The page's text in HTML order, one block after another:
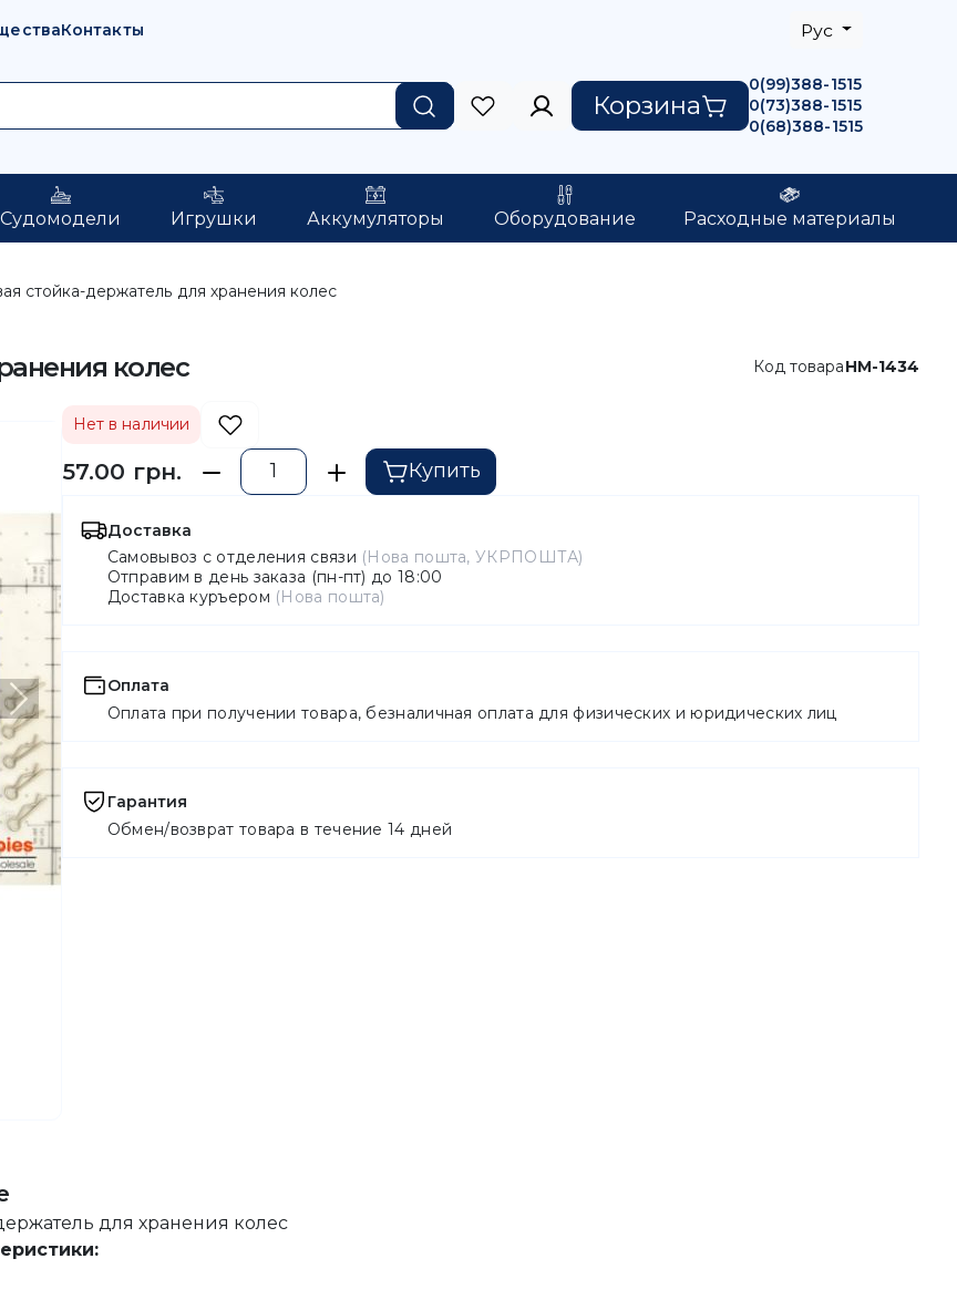
Контакты Рус
Корзина
0(99)388-1515
0(73)388-1515
0(68)388-1515
Судомодели Игрушки Аккумуляторы Оборудование Расходные материалы
стойка-держатель для хранения колес
колес Код товараHM-1434
Следующий
Нет в наличии
57.00 грн. Купить
Доставка
Самовывоз с отделения связи (Нова пошта, УКРПОШТА)
Отправим в день заказа (пн-пт) до 18:00
Доставка куръером (Нова пошта)
Оплата
Оплата при получении товара, безналичная оплата для физических и юридических лиц
Гарантия
Обмен/возврат товара в течение 14 дней
для хранения колес